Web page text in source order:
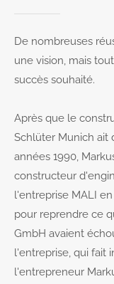
24h/
We offer support for
Mon - Fri 8:00am -
Get in
376-293 City
San Francisco,
Have any
+44 1234 567
De nombreuses
une vision, mais
succès souhaité.
Après que le
Schlüter Munich ait
années 1990,
constructeur
l'entreprise MALI
pour reprendre ce
GmbH avaient
l'entreprise, qui fait
l'entrepreneur